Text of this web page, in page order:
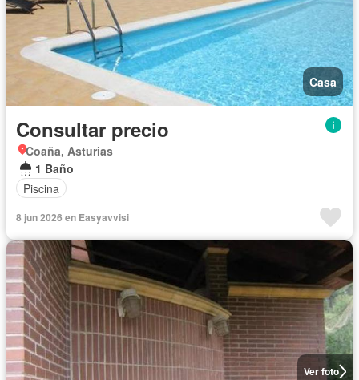
Casa
Consultar precio
Coaña, Asturias
1 Baño
Piscina
8 jun 2026 en Easyavvisi
Ver foto